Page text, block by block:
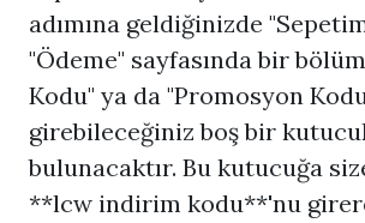
adımına geldiğinizde
"Ödeme" sayfasında bir
Kodu" ya da "Promosyon
girebileceğiniz boş bir
bulunacaktır. Bu kutucuğa
**lcw indirim kodu**'nu